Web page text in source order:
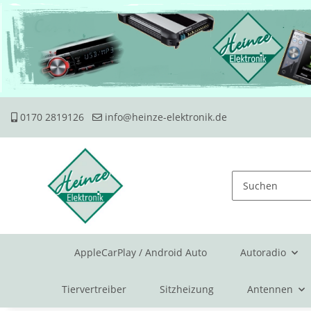
0170 2819126 info@heinze-elektronik.de
AppleCarPlay / Android Auto Autoradio
Tiervertreiber Sitzheizung Antennen